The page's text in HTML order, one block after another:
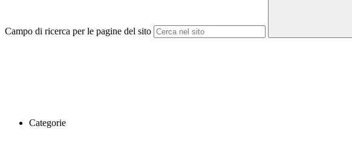
Campo di ricerca per le pagine del sito
Categorie